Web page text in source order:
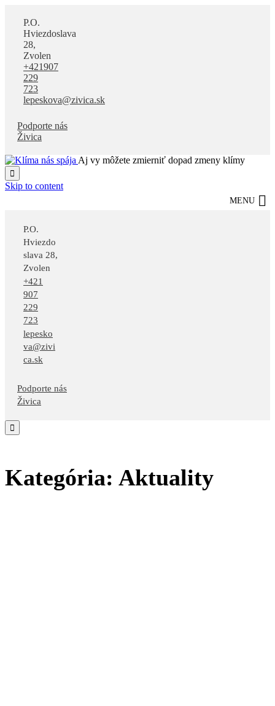
P.O.
Hviezdoslava
28,
Zvolen
+421907
229
723
lepeskova@zivica.sk
Podporte nás
Živica
Aj vy môžete zmierniť dopad zmeny klímy

Skip to content
MENU
P.O.
Hviezdo
slava 28,
Zvolen
+421
907
229
723
lepesko
va@zivi
ca.sk
Podporte nás
Živica

Kategória: Aktuality